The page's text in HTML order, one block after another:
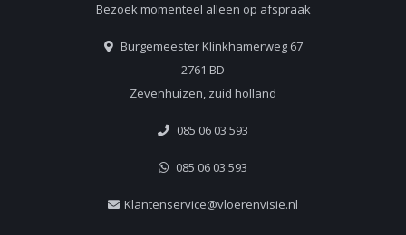
Bezoek momenteel alleen op afspraak
Burgemeester Klinkhamerweg 67
2761 BD
Zevenhuizen, zuid holland
085 06 03 593
085 06 03 593
Klantenservice@vloerenvisie.nl